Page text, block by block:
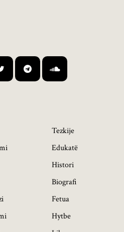
Tezkije
Edukatë
Histori
Biografi
Fetua
Hytbe